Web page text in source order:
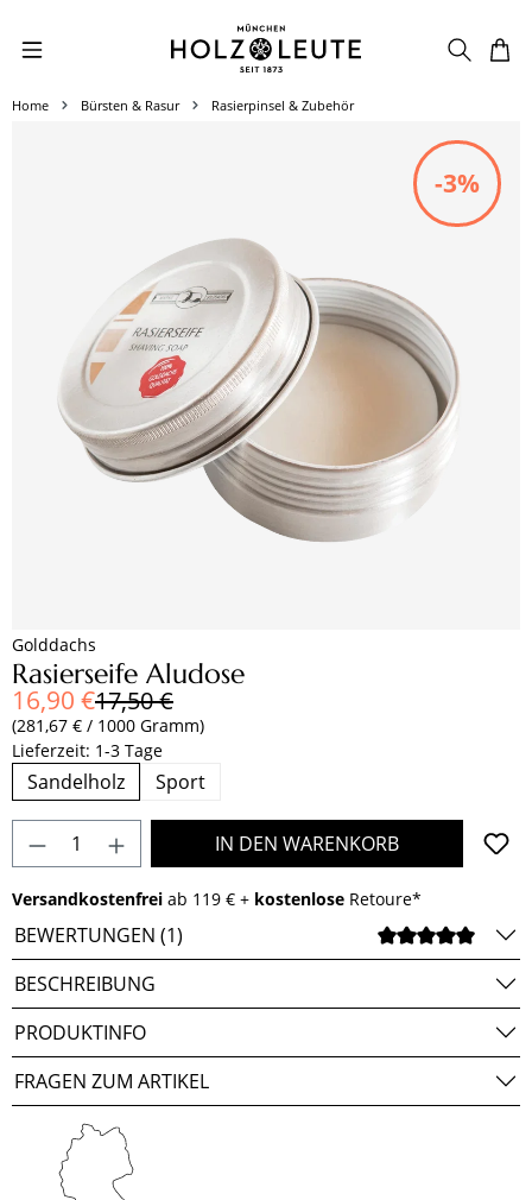
Zum Hauptinhalt springen
Home Bürsten & Rasur Rasierpinsel & Zubehör
Golddachs
Rasierseife Aludose
Verkaufspreis:Regulärer Preis:
17,50 €
16,90 €
(281,67 € / 1000 Gramm)
Lieferzeit: 1-3 Tage
Sandelholz Sport
Produkt Anzahl: Gib den gewünschten
IN DEN WARENKORB
Versandkostenfrei ab 119 € + kostenlose Retoure*
BEWERTUNGEN (1)
BESCHREIBUNG
PRODUKTINFO
FRAGEN ZUM ARTIKEL
-3%